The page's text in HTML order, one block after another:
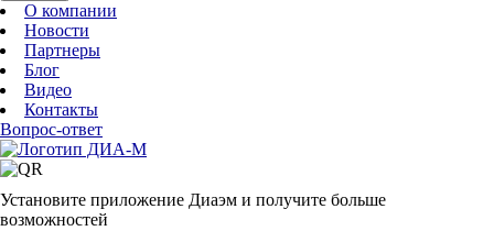
О компании
Новости
Партнеры
Блог
Видео
Контакты
Вопрос-ответ
Установите приложение Диаэм и получите больше
возможностей